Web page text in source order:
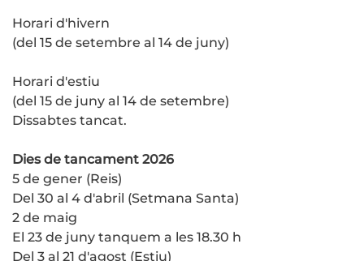
Horari d'hivern
(del 15 de setembre al 14 de juny)
Horari d'estiu
(del 15 de juny al 14 de setembre)
Dissabtes tancat.
Dies de tancament 2026
5 de gener (Reis)
Del 30 al 4 d'abril (Setmana Santa)
2 de maig
El 23 de juny tanquem a les 18.30 h
Del 3 al 21 d'agost (Estiu)